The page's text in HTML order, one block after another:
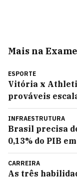
Mais na Exame
ESPORTE
Vitória x
prováveis
INFRAESTRUTURA
Brasil precisa
0,13% do PIB
CARREIRA
As três